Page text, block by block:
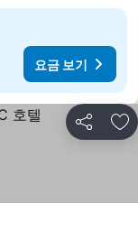
요금 보기
공유 즐